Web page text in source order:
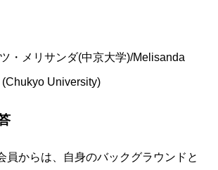
・メリサンダ(中京大学)/Melisanda
University)
員からは、自身のバックグラウンドと